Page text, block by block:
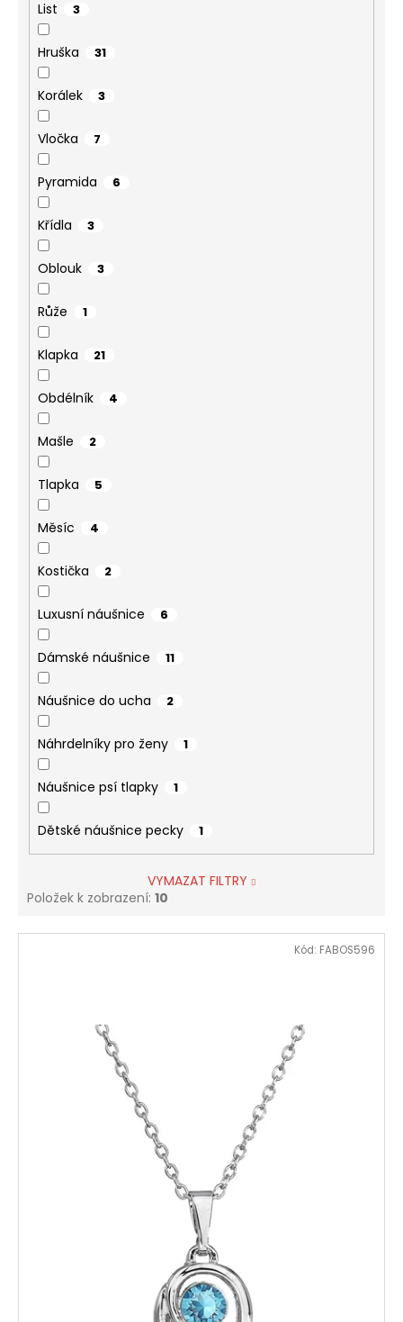
List 3
Hruška 31
Korálek 3
Vločka 7
Pyramida 6
Křídla 3
Oblouk 3
Růže 1
Klapka 21
Obdélník 4
Mašle 2
Tlapka 5
Měsíc 4
Kostička 2
Luxusní náušnice 6
Dámské náušnice 11
Náušnice do ucha 2
Náhrdelníky pro ženy 1
Náušnice psí tlapky 1
Dětské náušnice pecky 1
VYMAZAT FILTRY
Položek k zobrazení: 10
V Kód: FABOS596